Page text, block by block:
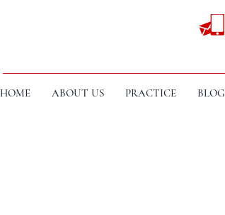
HOME ABOUT US PRACTICE BLOG